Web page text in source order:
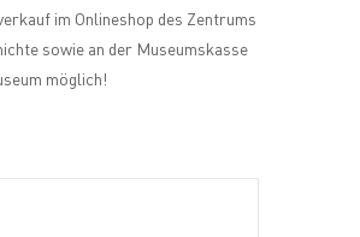
im Onlineshop des Zentrums
sowie an der Museumskasse
möglich!